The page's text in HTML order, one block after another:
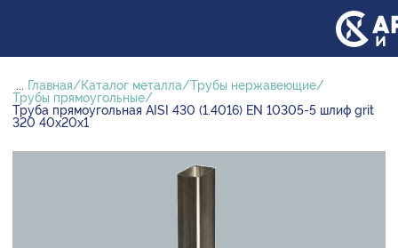
... Главная Каталог металла
Трубы нержавеющие
Трубы прямоугольные
Труба прямоугольная AISI 430 (1.4016) EN 10305-5 шлиф grit
320 40х20х1